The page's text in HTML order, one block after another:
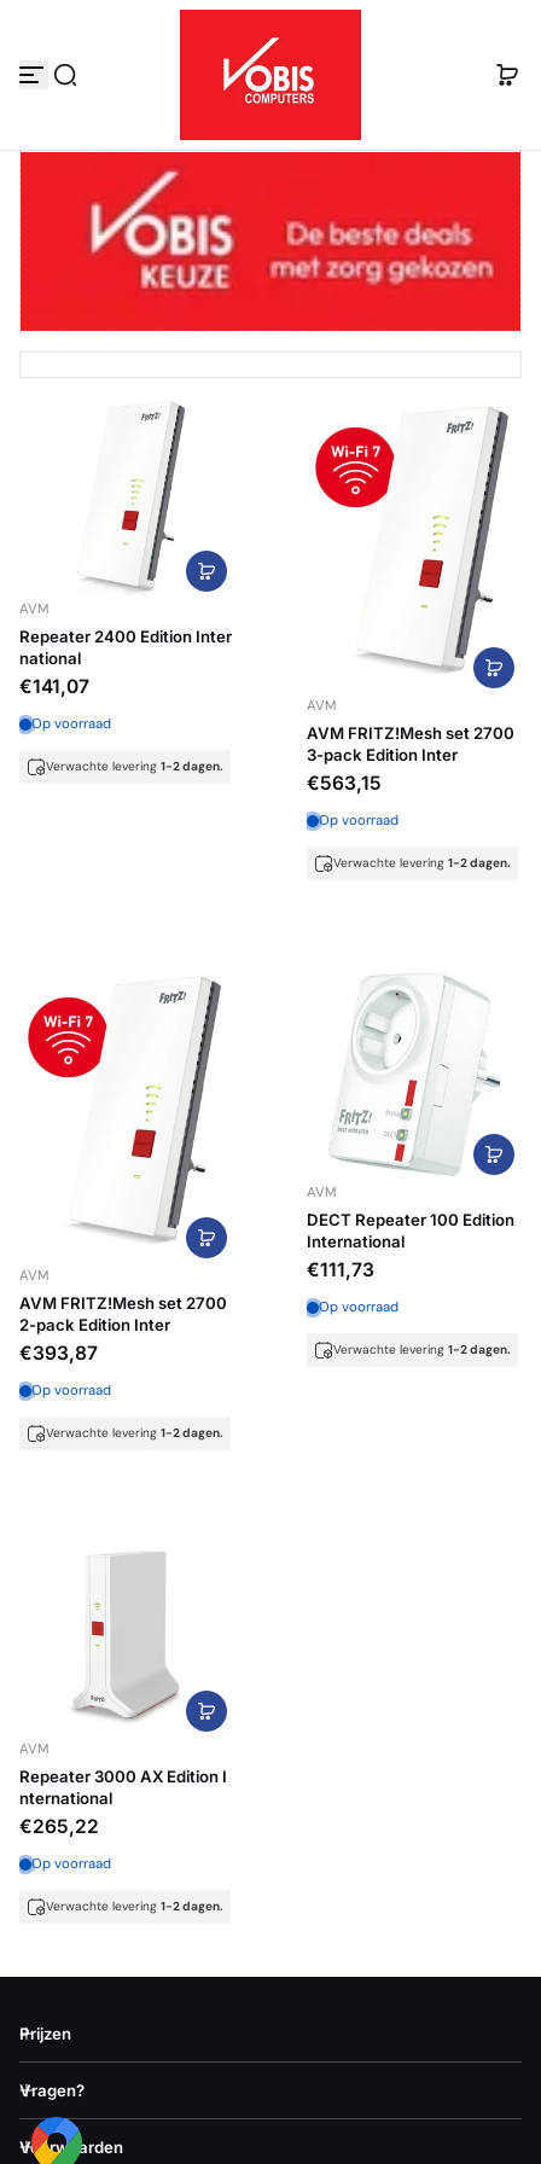
AVM
Repeater 2400 Edition Inter
national
€141,07
Op voorraad
Verwachte levering 1-2 dagen.
AVM
AVM FRITZ!Mesh set 2700
3-pack Edition Inter
€563,15
Op voorraad
Verwachte levering 1-2 dagen.
AVM
AVM FRITZ!Mesh set 2700
2-pack Edition Inter
€393,87
Op voorraad
Verwachte levering 1-2 dagen.
AVM
DECT Repeater 100 Edition
International
€111,73
Op voorraad
Verwachte levering 1-2 dagen.
AVM
Repeater 3000 AX Edition I
nternational
€265,22
Op voorraad
Verwachte levering 1-2 dagen.
Prijzen
Vragen?
Voorwaarden